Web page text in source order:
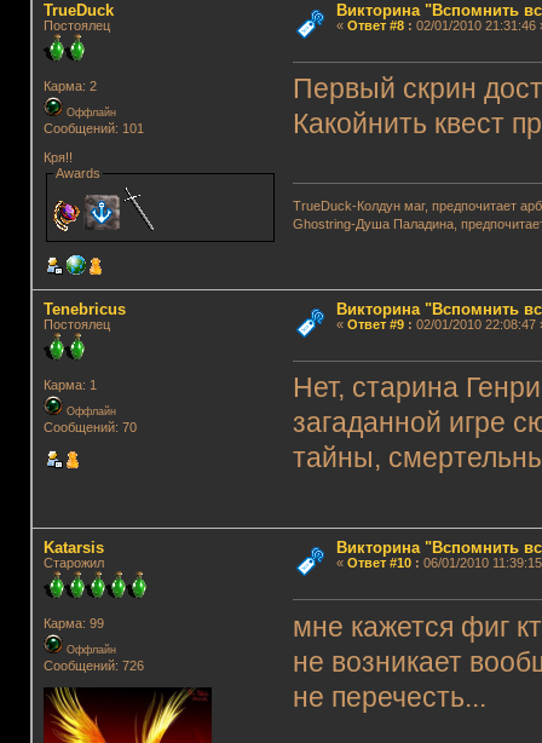
TrueDuck
Постоялец
Карма: 2
Оффлайн
Сообщений: 101
Кря!!
Awards
Викторина "Вспомнить
« Ответ #8: 02/01/2010 21:31:46
Первый скрин
Какойнить квест
TrueDuck-Колдун маг, предпочитает
Ghostring-Душа Паладина,
Tenebricus
Постоялец
Карма: 1
Оффлайн
Сообщений: 70
Викторина "Вспомнить
« Ответ #9: 02/01/2010 22:08:47
Нет, старина
загаданной игре
тайны,
Katarsis
Старожил
Карма: 99
Оффлайн
Сообщений: 726
Викторина "Вспомнить
« Ответ #10: 06/01/2010
мне кажется фиг
не возникает
не перечесть...